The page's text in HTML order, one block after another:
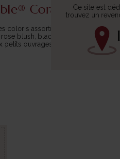
Ce site est
trouvez un
Coral mini de
coloris assortis
blush, black, ivory, light grey
ouvrages au crochet, par ex.